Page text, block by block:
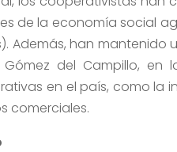
de la economía social
Además, han
Gómez del Campillo,
en el país, como la
comerciales.